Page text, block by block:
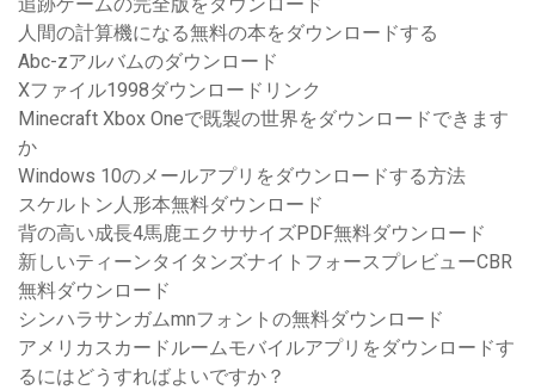
追跡ゲームの完全版をダウンロード
人間の計算機になる無料の本をダウンロードする
Abc-zアルバムのダウンロード
Xファイル1998ダウンロードリンク
Minecraft Xbox Oneで既製の世界をダウンロードできます
か
Windows 10のメールアプリをダウンロードする方法
スケルトン人形本無料ダウンロード
背の高い成長4馬鹿エクササイズPDF無料ダウンロード
新しいティーンタイタンズナイトフォースプレビューCBR
無料ダウンロード
シンハラサンガムmnフォントの無料ダウンロード
アメリカスカードルームモバイルアプリをダウンロードす
るにはどうすればよいですか？